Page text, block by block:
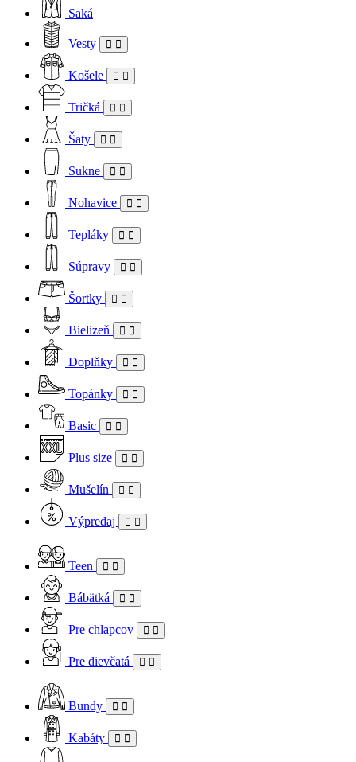
Saká
Vesty
Košele
Tričká
Šaty
Sukne
Nohavice
Tepláky
Súpravy
Šortky
Bielizeň
Doplňky
Topánky
Basic
Plus size
Mušelín
Výpredaj
Teen
Bábätká
Pre chlapcov
Pre dievčatá
Bundy
Kabáty